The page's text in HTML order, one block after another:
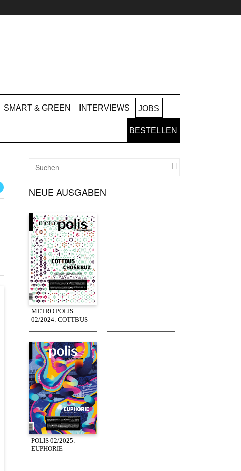
SMART & GREEN INTERVIEWS JOBS
BESTELLEN
NEUE AUSGABEN
METRO.POLIS
02/2024: COTTBUS
POLIS 02/2025:
EUPHORIE